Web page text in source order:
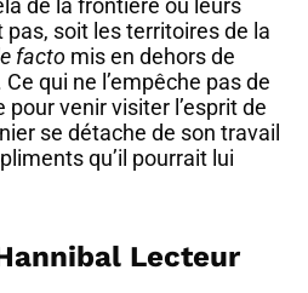
de la frontière où leurs
pas, soit les territoires de la
facto mis en dehors de
qui ne l’empêche pas de
venir visiter l’esprit de
se détache de son travail
qu’il pourrait lui
Lecteur